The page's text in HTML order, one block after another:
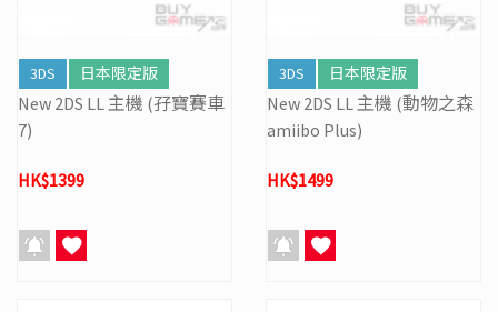
3DS 日本限定版
New 2DS LL 主機 (孖寶賽車
7)
HK$1399
3DS 日本限定版
New 2DS LL 主機 (動物之森
amiibo Plus)
HK$1499